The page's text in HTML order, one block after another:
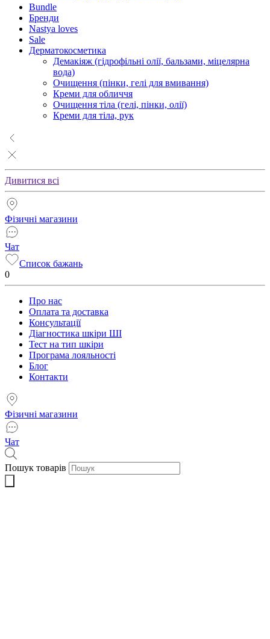
Bundle
Бренди
Nastya loves
Sale
Дерматокосметика
Демакіяж (гідрофільні олії, бальзами, міцелярна
вода)
Очищення (пінки, гелі для вмивання)
Креми для обличчя
Очищення тіла (гелі, пінки, олії)
Креми для тіла, рук
Дивитися всі
Фізичні магазини
Чат
Список бажань
0
Про нас
Оплата та доставка
Консультації
Діагностика шкіри ШІ
Тест на тип шкіри
Програма лояльності
Блог
Контакти
Фізичні магазини
Чат
Пошук товарів